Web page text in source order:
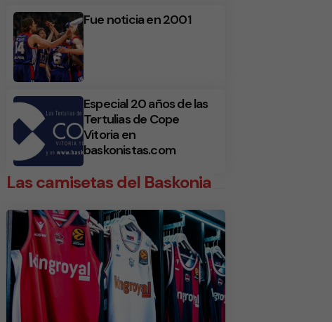
Fue noticia en 2001
Especial 20 años de las
Tertulias de Cope
Vitoria en
baskonistas.com
Las camisetas del Baskonia